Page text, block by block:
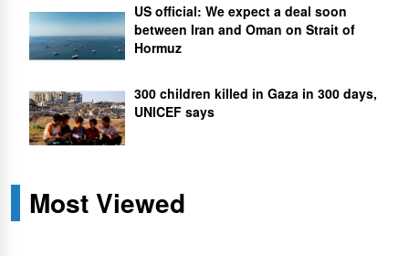
US official: We expect a deal soon
between Iran and Oman on Strait of
Hormuz
300 children killed in Gaza in 300 days,
UNICEF says
Most Viewed